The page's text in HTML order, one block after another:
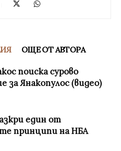
ОЩЕ ОТ АВТОРА
поиска сурово
за Янакопулос (видео)
един от
принципи на НБА